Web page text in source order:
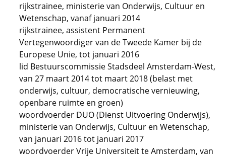
rijkstrainee, ministerie van Onderwijs, Cultuur en
Wetenschap, vanaf januari 2014
rijkstrainee, assistent Permanent
Vertegenwoordiger van de Tweede Kamer bij de
Europese Unie, tot januari 2016
lid Bestuurscommissie Stadsdeel Amsterdam-West,
van 27 maart 2014 tot maart 2018 (belast met
onderwijs, cultuur, democratische vernieuwing,
openbare ruimte en groen)
woordvoerder DUO (Dienst Uitvoering Onderwijs),
ministerie van Onderwijs, Cultuur en Wetenschap,
van januari 2016 tot januari 2017
woordvoerder Vrije Universiteit te Amsterdam, van